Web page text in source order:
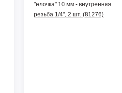
"елочка" 10 мм - внутренняя
резьба 1/4", 2 шт. (81276)